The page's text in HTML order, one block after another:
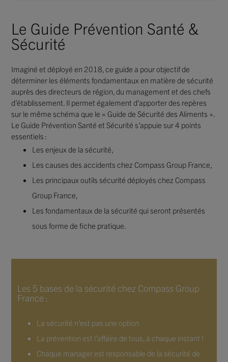
Le Guide Prévention Santé &
Sécurité
Imaginé et déployé en 2018, ce guide a pour objectif de
déterminer les éléments fondamentaux en matière de sécurité
auprès des directeurs de région, du management et des chefs
d’établissement. Il permet également d’apporter des repères
sur le même schéma que le « Guide de Sécurité des Aliments ».
Le Guide Prévention Santé et Sécurité s’appuie sur 4 points
essentiels :
Les enjeux de la sécurité,
Les causes des accidents chez Compass Group France,
Les principaux outils sécurité déployés chez Compass
Group France,
Les fondamentaux de la sécurité qui seront présentés
sous forme de fiche pratique.
Les 5 bases de la sécurité chez Compass Group
France :
La sécurité n’est pas une option
La prévention est l’affaire de tous, à chaque instant !
Chaque manager est responsable de la sécurité de